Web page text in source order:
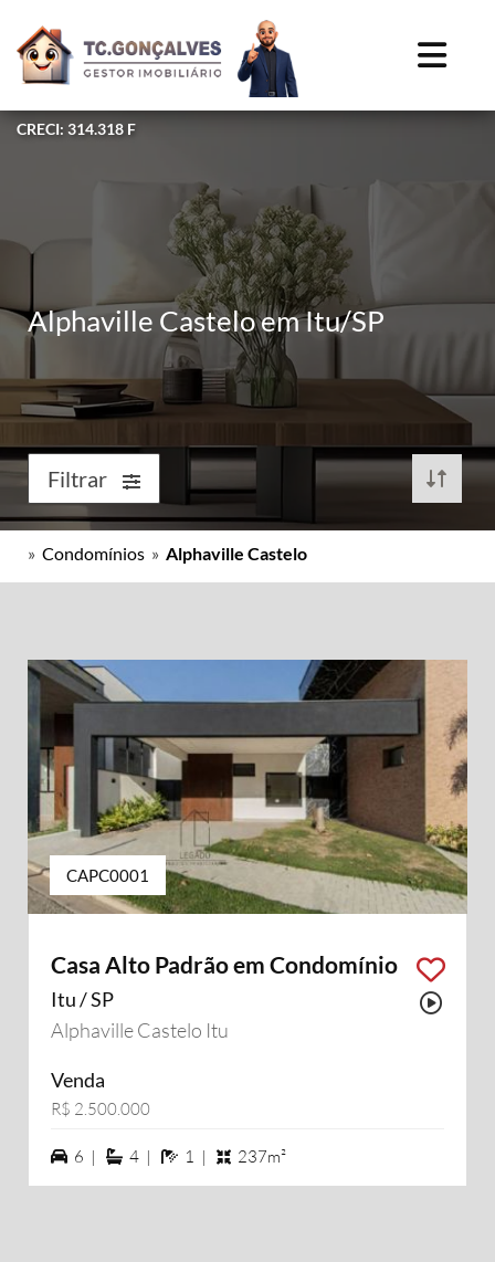
CRECI: 314.318 F
Alphaville Castelo em Itu/SP
Filtrar
» Condomínios » Alphaville Castelo
CAPC0001
Casa Alto Padrão em Condomínio
Itu / SP
Alphaville Castelo Itu
Venda
R$ 2.500.000
6 vagas na garagem
6 | 4 suítes
4 | 1 banheiros
1 | 237m²